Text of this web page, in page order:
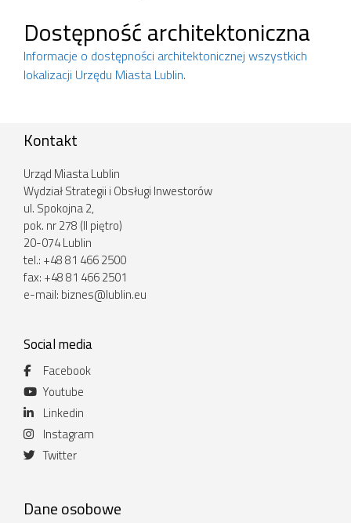
Dostępność architektoniczna
Informacje o dostępności architektonicznej wszystkich
lokalizacji Urzędu Miasta Lublin.
Kontakt
Urząd Miasta Lublin
Wydział Strategii i Obsługi Inwestorów
ul. Spokojna 2,
pok. nr 278 (II piętro)
20-074 Lublin
tel.: +48 81 466 2500
fax: +48 81 466 2501
e-mail: biznes@lublin.eu
Social media
Facebook
Youtube
Linkedin
Instagram
Twitter
Dane osobowe